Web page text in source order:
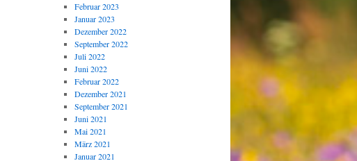
Februar 2023
Januar 2023
Dezember 2022
September 2022
Juli 2022
Juni 2022
Februar 2022
Dezember 2021
September 2021
Juni 2021
Mai 2021
März 2021
Januar 2021